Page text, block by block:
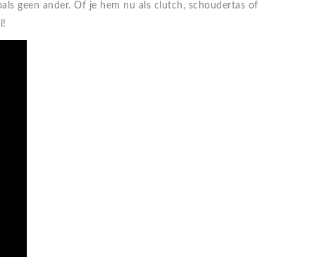
geen ander. Of je hem nu als clutch, schoudertas of